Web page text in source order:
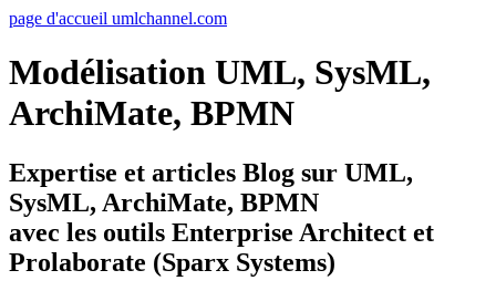
page d'accueil umlchannel.com
Modélisation UML, SysML,
ArchiMate, BPMN
Expertise et articles Blog sur UML,
SysML, ArchiMate, BPMN
avec les outils Enterprise Architect et
Prolaborate (Sparx Systems)